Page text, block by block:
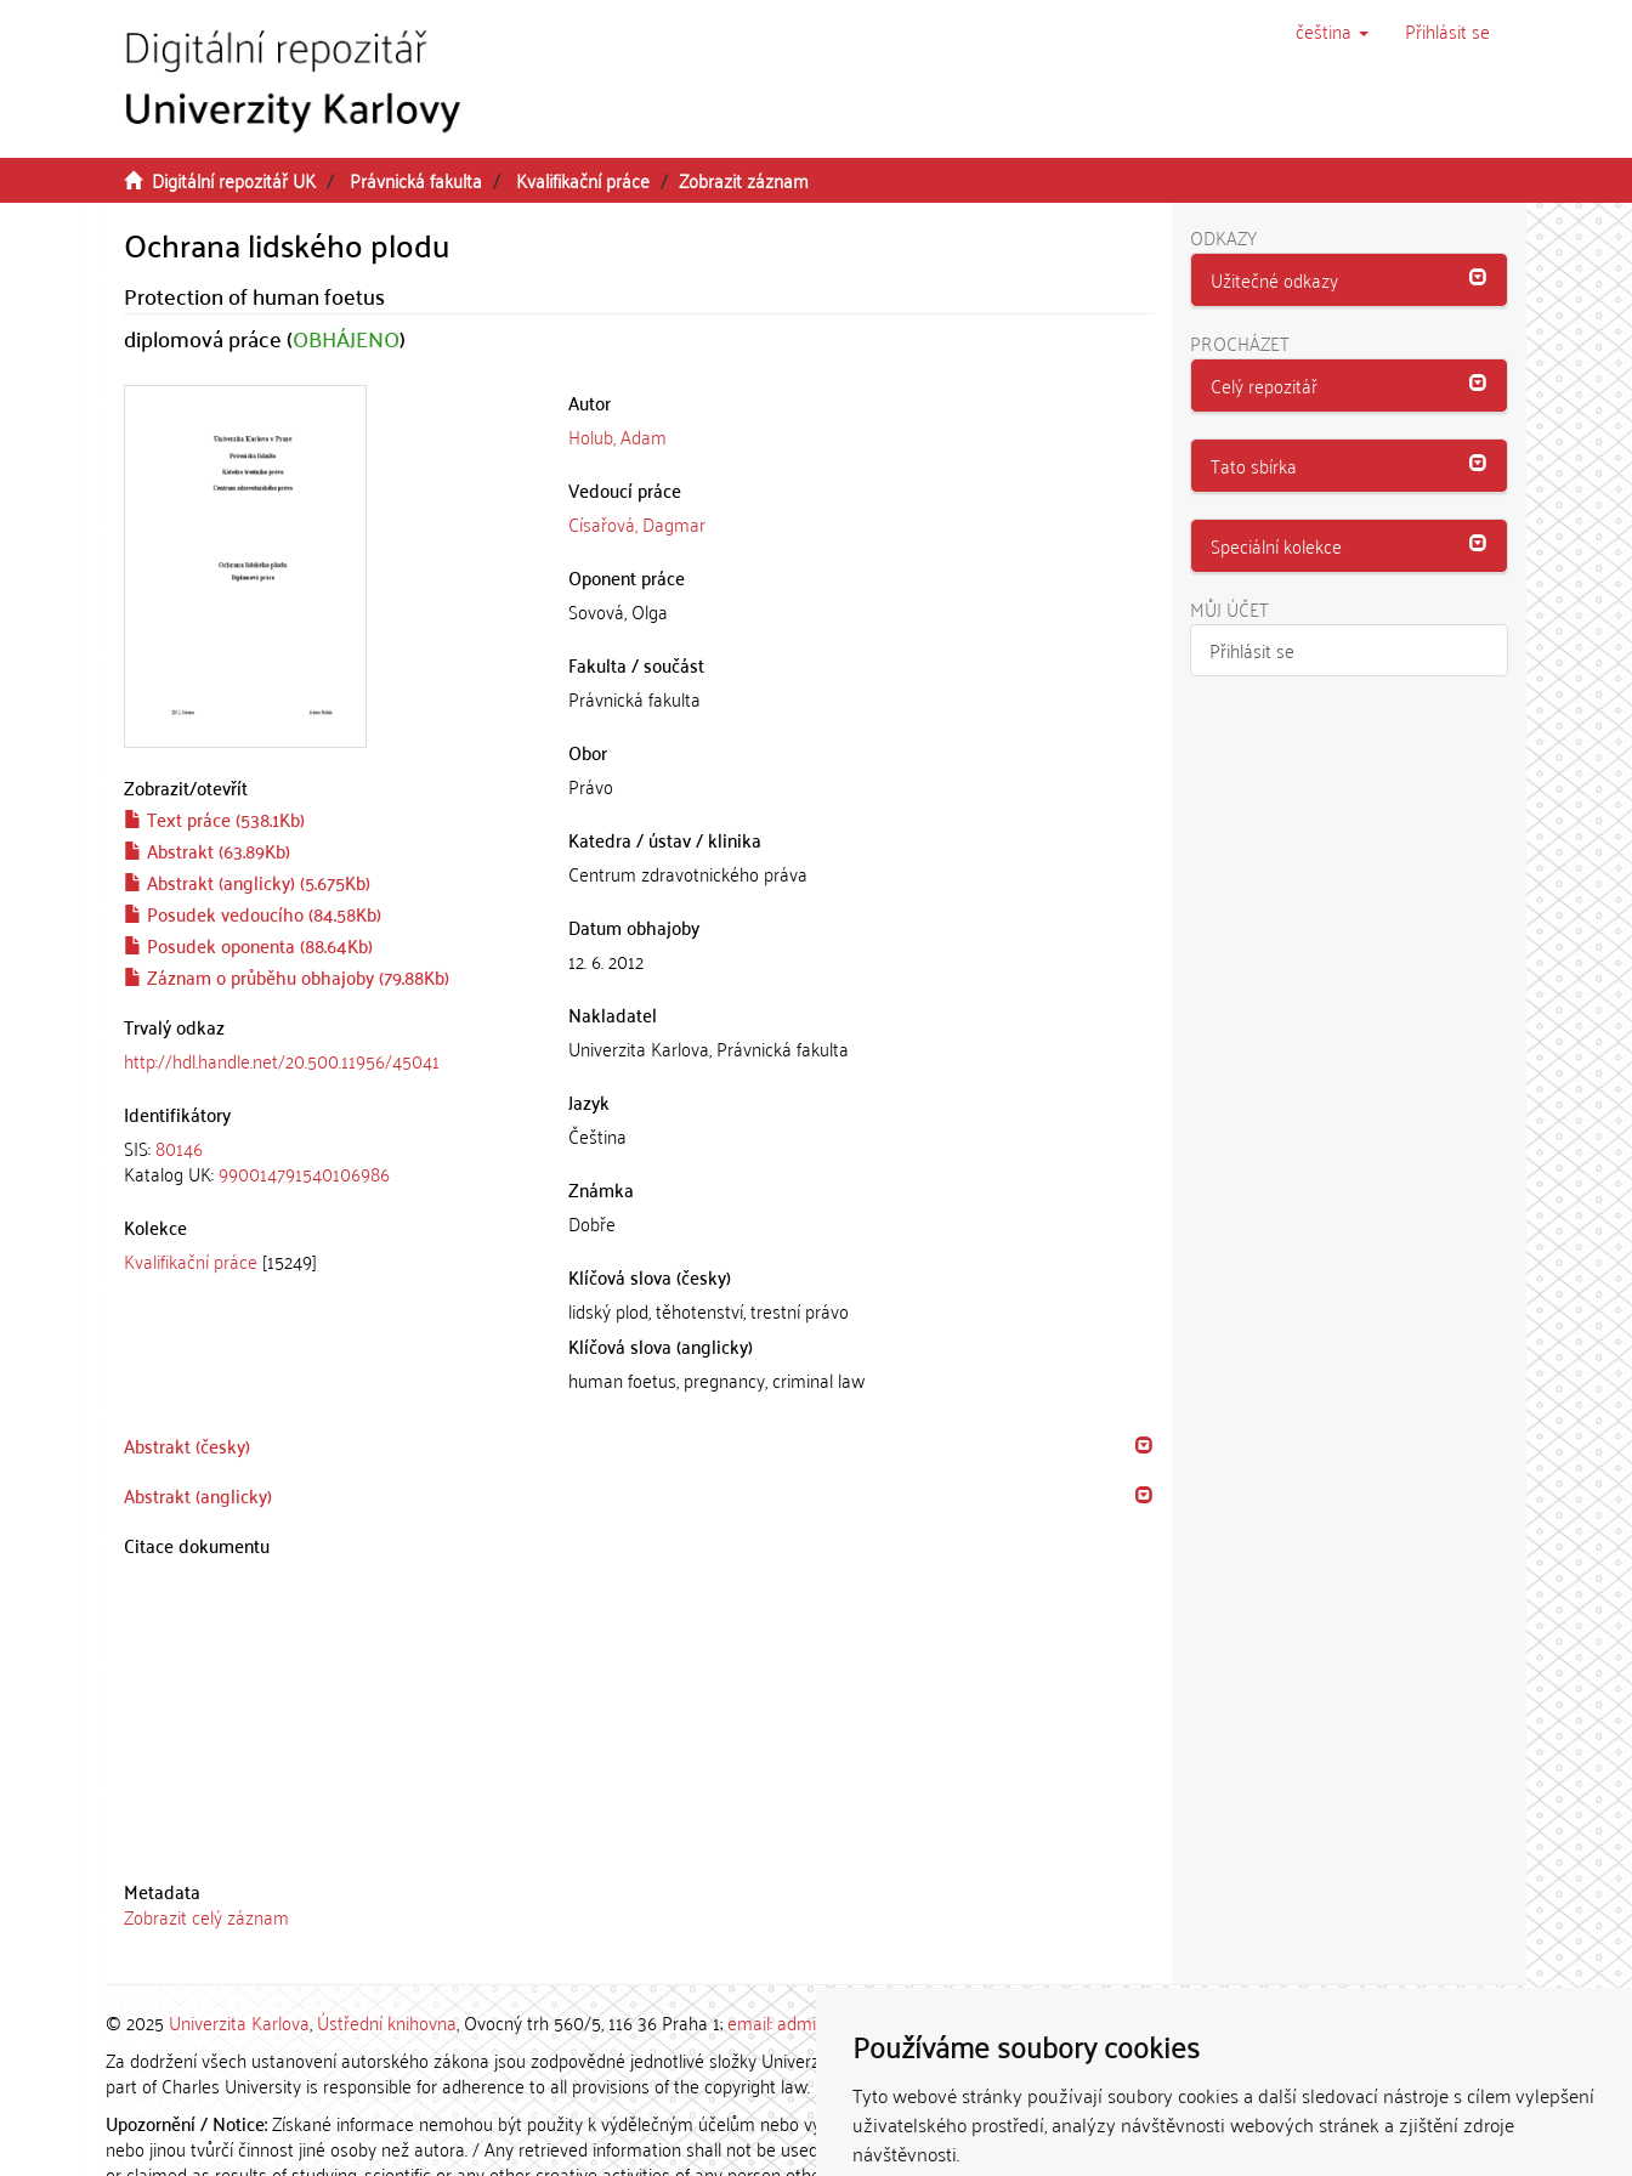
Používáme soubory cookies
Tyto webové stránky používají soubory cookies a další sledovací nástroje s cílem vylepšení
uživatelského prostředí, analýzy návštěvnosti webových stránek a zjištění zdroje
návštěvnosti.
čeština Přihlásit se
Digitální repozitář UK Právnická fakulta Kvalifikační práce Zobrazit záznam
Ochrana lidského plodu
Protection of human foetus
diplomová práce (OBHÁJENO)
Zobrazit/otevřít
Text práce (538.1Kb)
Abstrakt (63.89Kb)
Abstrakt (anglicky) (5.675Kb)
Posudek vedoucího (84.58Kb)
Posudek oponenta (88.64Kb)
Záznam o průběhu obhajoby (79.88Kb)
Trvalý odkaz
http://hdl.handle.net/20.500.11956/45041
Identifikátory
SIS:80146
Katalog UK:990014791540106986
Kolekce
Kvalifikační práce [15249]
Autor
Holub, Adam
Vedoucí práce
Císařová, Dagmar
Oponent práce
Sovová, Olga
Fakulta / součást
Právnická fakulta
Obor
Právo
Katedra / ústav / klinika
Centrum zdravotnického práva
Datum obhajoby
12. 6. 2012
Nakladatel
Univerzita Karlova, Právnická fakulta
Jazyk
Čeština
Známka
Dobře
Klíčová slova (česky)
lidský plod, těhotenství, trestní právo
Klíčová slova (anglicky)
human foetus, pregnancy, criminal law
Abstrakt (česky)
Abstrakt (anglicky)
Citace dokumentu
Metadata
Zobrazit celý záznam
ODKAZY
Užitečné odkazy
PROCHÁZET
Celý repozitář
Tato sbírka
Speciální kolekce
MŮJ ÚČET
Přihlásit se
© 2025 Univerzita Karlova,Ústřední knihovna, Ovocný trh 560/5, 116 36 Praha 1;email: admin-repozitar [at] cuni.cz
Za dodržení všech ustanovení autorského zákona jsou zodpovědné jednotlivé složky Univerzity Karlovy. / Each constituent
part of Charles University is responsible for adherence to all provisions of the copyright law.
Upozornění / Notice:Získané informace nemohou být použity k výdělečným účelům nebo vydávány za studijní, vědeckou
nebo jinou tvůrčí činnost jiné osoby než autora. / Any retrieved information shall not be used for any commercial purposes